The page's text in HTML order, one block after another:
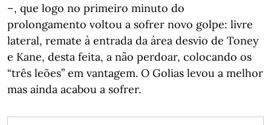
–, que logo no primeiro minuto do
prolongamento voltou a sofrer novo golpe: livre
lateral, remate à entrada da área desvio de Toney
e Kane, desta feita, a não perdoar, colocando os
“três leões” em vantagem. O Golias levou a melhor
mas ainda acabou a sofrer.